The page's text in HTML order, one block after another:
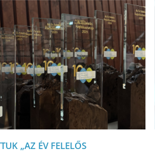
„AZ ÉV FELELŐS